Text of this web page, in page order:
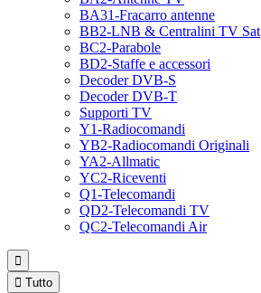
BA31-Fracarro antenne
BB2-LNB & Centralini TV Sat
BC2-Parabole
BD2-Staffe e accessori
Decoder DVB-S
Decoder DVB-T
Supporti TV
Y1-Radiocomandi
YB2-Radiocomandi Originali
YA2-Allmatic
YC2-Riceventi
Q1-Telecomandi
QD2-Telecomandi TV
QC2-Telecomandi Air

 Tutto